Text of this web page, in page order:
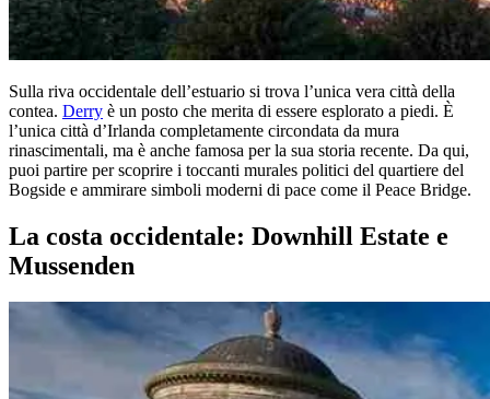
Sulla riva occidentale dell’estuario si trova l’unica vera città della
contea. Derry è un posto che merita di essere esplorato a piedi. È
l’unica città d’Irlanda completamente circondata da mura
rinascimentali, ma è anche famosa per la sua storia recente. Da qui,
puoi partire per scoprire i toccanti murales politici del quartiere del
Bogside e ammirare simboli moderni di pace come il Peace Bridge.
La costa occidentale: Downhill Estate e
Mussenden